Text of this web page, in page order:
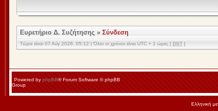
Ευρετήριο Δ. Συζήτησης » Σύνδεση
Τώρα είναι 07 Αύγ 2026, 05:12 | Όλοι οι χρόνοι είναι UTC + 1 ώρες [ DST ]
Powered by phpBB® Forum Software © phpBB
Group
Ελληνική